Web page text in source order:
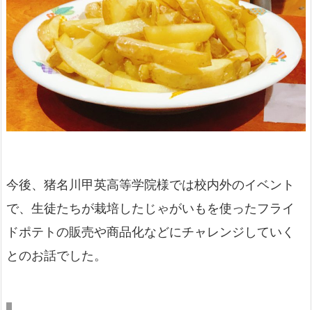
今後、猪名川甲英高等学院様では校内外のイベント
で、生徒たちが栽培したじゃがいもを使ったフライ
ドポテトの販売や商品化などにチャレンジしていく
とのお話でした。